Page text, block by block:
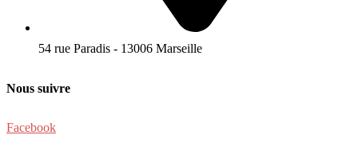
54 rue Paradis - 13006 Marseille
Nous suivre
Facebook